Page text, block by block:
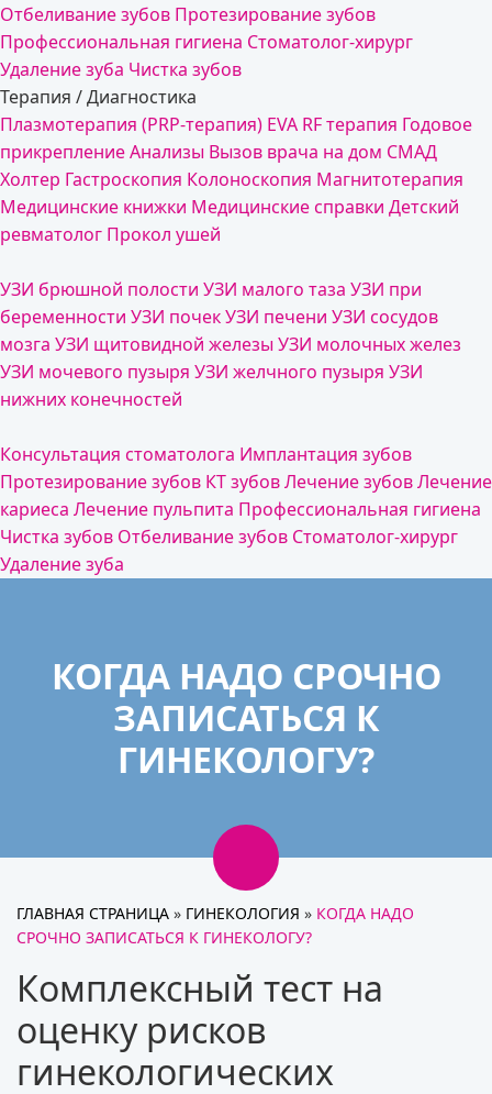
Отбеливание зубов Протезирование зубов
Профессиональная гигиена Стоматолог-хирург
Удаление зуба Чистка зубов
Терапия / Диагностика
Плазмотерапия (PRP-терапия) EVA RF терапия Годовое
прикреплениеАнализы Вызов врача на дом СМАД
Холтер Гастроскопия Колоноскопия Магнитотерапия
Медицинские книжки Медицинские справки Детский
ревматолог Прокол ушей
УЗИ брюшной полости УЗИ малого таза УЗИ при
беременности УЗИ почекУЗИ печени УЗИ сосудов
мозга УЗИ щитовидной железыУЗИ молочных желез
УЗИ мочевого пузыря УЗИ желчного пузыря УЗИ
нижних конечностей
Консультация стоматолога Имплантация зубов
Протезирование зубов КТ зубовЛечение зубовЛечение
кариеса Лечение пульпита Профессиональная гигиена
Чистка зубов Отбеливание зубов Стоматолог-хирург
Удаление зуба
КОГДА НАДО СРОЧНО
ЗАПИСАТЬСЯ К
ГИНЕКОЛОГУ?
ГЛАВНАЯ СТРАНИЦА » ГИНЕКОЛОГИЯ » КОГДА НАДО
СРОЧНО ЗАПИСАТЬСЯ К ГИНЕКОЛОГУ?
Комплексный тест на
оценку рисков
гинекологических